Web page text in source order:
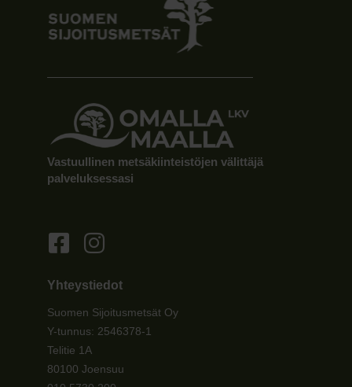
Vastuullinen metsäkiinteistöjen välittäjä
palveluksessasi
Yhteystiedot
Suomen Sijoitusmetsät Oy
Y-tunnus: 2546378-1
Telitie 1A
80100 Joensuu